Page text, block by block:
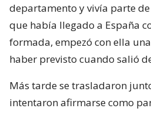
departamento y vivía parte
que había llegado a España
formada, empezó con ella
haber previsto cuando salió
Más tarde se trasladaron
intentaron afirmarse como